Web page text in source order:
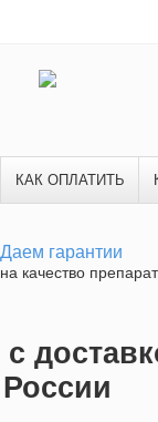
КАК ОПЛАТИТЬ
Даем гарантии
на качество